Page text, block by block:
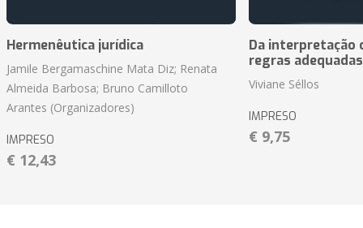
Hermenêutica jurídica
Jamile Bergamaschine Mata Diz; Renata
Almeida Barbosa; Bruno Camilloto
Arantes (Organizadores)
IMPRESO
€ 12,43
Da interpretação
regras
Viviane Séllos
IMPRESO
€ 9,75